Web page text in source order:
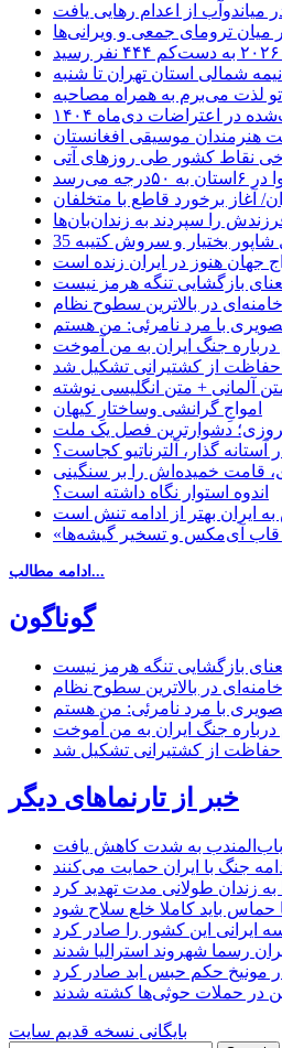
میاندوآب از اعدام رهایی یافت
میان ترومای جمعی و ویرانی‌ها
نیمه شمالی استان تهران تا شنبه
لذت می‌برم به همراه مصاحبه
هنرمندان موسیقی افغانستان
نقاط کشور طی روزهای آتی
آغاز برخورد قاطع با متخلفان
را سپردند به زندان‌بان‌ها
شاپور بختیار و سروش کتیبه
جهان هنوز در ایران زنده است
بازگشایی تنگه هرمز نیست
در بالاترین سطوح نظام
درباره جنگ ایران به من آموخت
و حفاظت از کشتیرانی تشکیل شد
آلمانی + متن انگلیسی نوشته
‌امواجِ گرانشی وساختارِ کیهان
دشوارترین فصل یک ملت
آستانه گذار، آلترناتیو کجاست؟
قامت خمیده‌اش را بر سنگینی
اندوه استوار نگاه داشته است؟
ایران بهتر از ادامه تنش است
قاب آی‌مکس و تسخیر گیشه‌ها
ادامه مطالب...
گوناگون
بازگشایی تنگه هرمز نیست
در بالاترین سطوح نظام
درباره جنگ ایران به من آموخت
و حفاظت از کشتیرانی تشکیل شد
خبر از تارنماهای دیگر
و باب‌المندب به شدت کاهش یافت
جنگ با ایران حمایت می‌کنند
زندان طولانی مدت تهدید کرد
باید کاملا خلع سلاح شود
ایرانی این کشور را صادر کرد
رسما شهروند استرالیا شدند
مونیخ حکم حبس ابد صادر کرد
بایگانی نسخه قدیم سایت